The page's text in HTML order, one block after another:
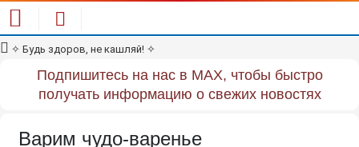
✧ Будь здоров, не кашляй! ✧
Подпишитесь на нас в MAX, чтобы быстро
получать информацию о свежих новостях
Варим чудо-варенье